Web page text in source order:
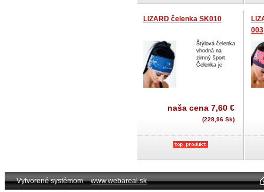
LIZARD čelenka SK010
Štýlová čelenka
vhodná na
zimný šport.
Čelenka je
naša cena 7,60 €
(228,96 Sk)
003
Vytvorené systémom www.webareal.sk